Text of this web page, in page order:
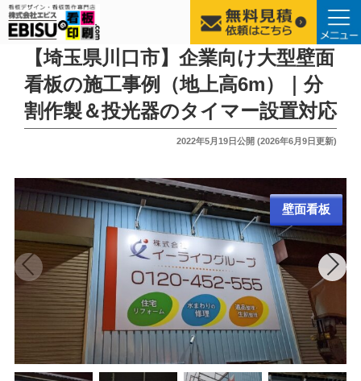
【埼玉県川口市】企業向け大型壁面
看板の施工事例（地上高6m）｜分
割作製＆投光器のタイマー設置対応
投
2022年5月19日公開 (2026年6月9日更新)
壁面看板